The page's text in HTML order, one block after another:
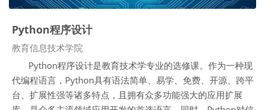
Python程序设计
课程类别
教育信息技术学院
Python程序设计是教育技术学专业的选修课。作为一种现
代编程语言，Python具有语法简单、易学、免费、开源、跨平
台、扩展性强等诸多特点，且拥有众多功能强大的应用扩展